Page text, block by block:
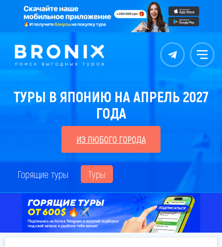
Контакты Меню
ТУРЫ В ЯПОНИЮ НА АПРЕЛЬ 2027
ГОДА
ИЗ ЛЮБОГО ГОРОДА
Горящие туры Туры